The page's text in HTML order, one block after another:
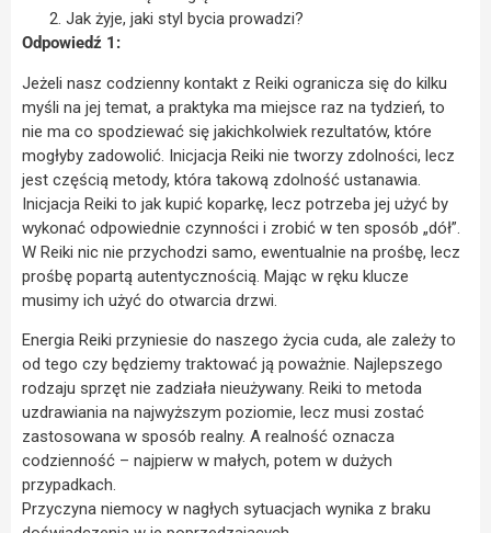
Jak żyje, jaki styl bycia prowadzi?
Odpowiedź 1:
Jeżeli nasz codzienny kontakt z Reiki ogranicza się do kilku
myśli na jej temat, a praktyka ma miejsce raz na tydzień, to
nie ma co spodziewać się jakichkolwiek rezultatów, które
mogłyby zadowolić. Inicjacja Reiki nie tworzy zdolności, lecz
jest częścią metody, która takową zdolność ustanawia.
Inicjacja Reiki to jak kupić koparkę, lecz potrzeba jej użyć by
wykonać odpowiednie czynności i zrobić w ten sposób „dół”.
W Reiki nic nie przychodzi samo, ewentualnie na prośbę, lecz
prośbę popartą autentycznością. Mając w ręku klucze
musimy ich użyć do otwarcia drzwi.
Energia Reiki przyniesie do naszego życia cuda, ale zależy to
od tego czy będziemy traktować ją poważnie. Najlepszego
rodzaju sprzęt nie zadziała nieużywany. Reiki to metoda
uzdrawiania na najwyższym poziomie, lecz musi zostać
zastosowana w sposób realny. A realność oznacza
codzienność – najpierw w małych, potem w dużych
przypadkach.
Przyczyna niemocy w nagłych sytuacjach wynika z braku